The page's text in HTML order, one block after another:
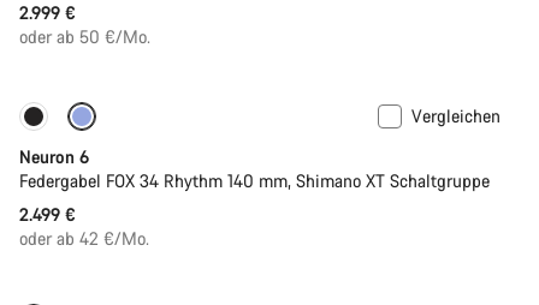
2.999 €
oder ab 50 €/Mo.
Neu
Vergleichen
Neuron 6
Federgabel FOX 34 Rhythm 140 mm, Shimano XT Schaltgruppe
2.499 €
oder ab 42 €/Mo.